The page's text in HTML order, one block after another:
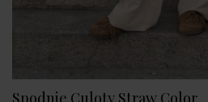
Spodnie Culoty Straw Color